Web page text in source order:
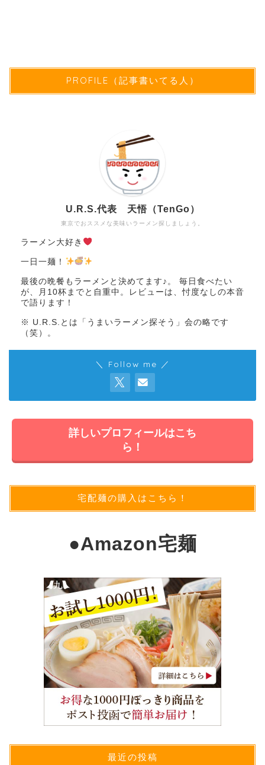
PROFILE（記事書いてる人）
東京でおススメな美味いラーメン探しましょう。
U.R.S.代表 天悟（TenGo）
ラーメン大好き
一日一麺！
最後の晩餐もラーメンと決めてます♪。 毎日食べたい
が、月10杯までと自重中。レビューは、忖度なしの本音
で語ります！
※ U.R.S.とは「うまいラーメン探そう」会の略です
（笑）。
＼ Follow me ／
詳しいプロフィールはこち
ら！
宅配麺の購入はこちら！
●Amazon宅麺
最近の投稿